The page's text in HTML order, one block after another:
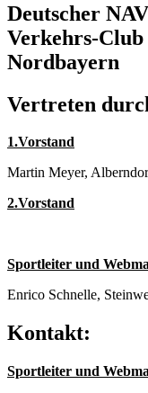
Deutscher
Verkehrs-Club
Nordbayern
Vertreten
1.Vorstand
Martin Meyer,
2.Vorstand
Sportleiter und
Enrico Schnelle,
Kontakt:
Sportleiter und